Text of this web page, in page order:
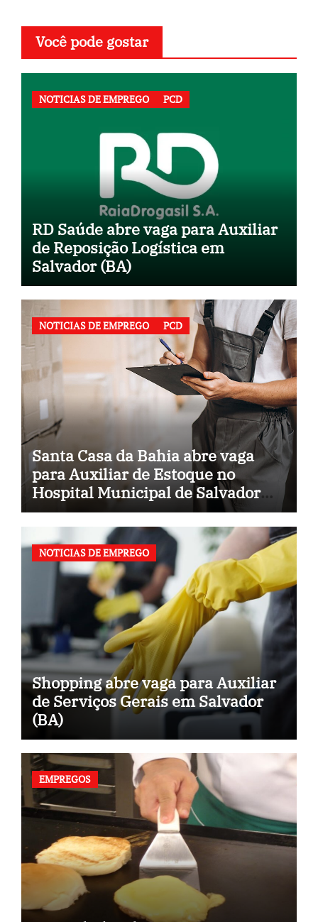
Você pode gostar
NOTICIAS DE EMPREGO PCD
RD Saúde abre vaga para Auxiliar
de Reposição Logística em
Salvador (BA)
NOTICIAS DE EMPREGO PCD
Santa Casa da Bahia abre vaga
para Auxiliar de Estoque no
Hospital Municipal de Salvador
(BA)
NOTICIAS DE EMPREGO
Shopping abre vaga para Auxiliar
de Serviços Gerais em Salvador
(BA)
EMPREGOS